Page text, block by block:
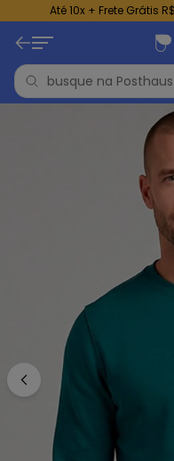
Até 10x + Frete Grátis